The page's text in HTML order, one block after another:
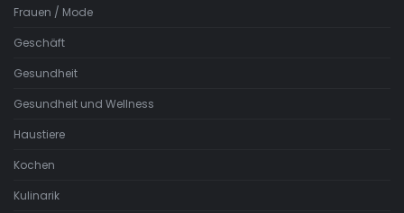
Frauen / Mode
Geschäft
Gesundheit
Gesundheit und Wellness
Haustiere
Kochen
Kulinarik